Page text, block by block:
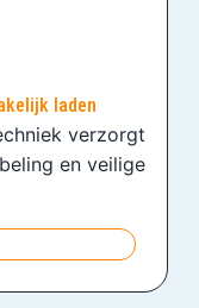
laden
verzorgt
en veilige